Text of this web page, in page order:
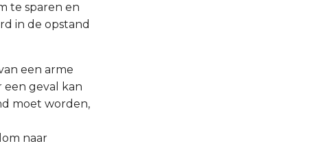
te sparen en
in de opstand
een arme
geval kan
moet worden,
naar